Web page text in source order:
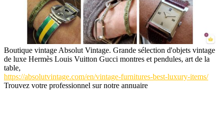
Boutique vintage Absolut Vintage. Grande sélection d'objets vintage
de luxe Hermès Louis Vuitton Gucci montres et pendules, art de la
table,
https://absolutvintage.com/en/vintage-furnitures-best-luxury-items/
Trouvez votre professionnel sur notre annuaire